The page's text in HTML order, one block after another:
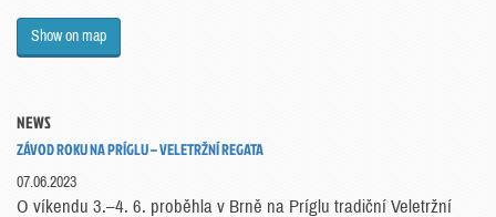
Show on map
NEWS
ZÁVOD ROKU NA PRÍGLU – VELETRŽNÍ REGATA
07.06.2023
O víkendu 3.–4. 6. proběhla v Brně na Príglu tradiční Veletržní